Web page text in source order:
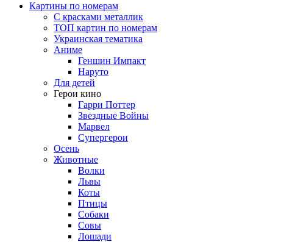
Картины по номерам
С красками металлик
ТОП картин по номерам
Украинская тематика
Аниме
Геншин Импакт
Наруто
Для детей
Герои кино
Гарри Поттер
Звездные Войны
Марвел
Супергерои
Осень
Животные
Волки
Львы
Коты
Птицы
Собаки
Совы
Лошади